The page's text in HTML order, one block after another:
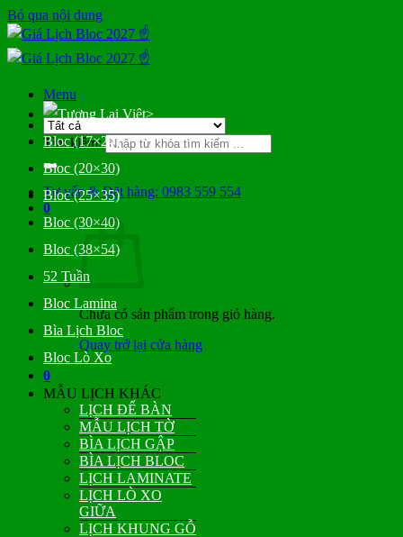
Bỏ qua nội dung
Menu
Tìm kiếm:
Tư vấn & Đặt hàng: 0983 559 554
0
Chưa có sản phẩm trong giỏ hàng.
Quay trở lại cửa hàng
0
>
Bloc (17×24)
Bloc (20×30)
Bloc (25×35)
Bloc (30×40)
Bloc (38×54)
52 Tuần
Bloc Lamina
Bìa Lịch Bloc
Bloc Lò Xo
MẪU LỊCH KHÁC
LỊCH ĐỂ BÀN
MẪU LỊCH TỜ
BÌA LỊCH GẬP
BÌA LỊCH BLOC
LỊCH LAMINATE
LỊCH LÒ XO
GIỮA
LỊCH KHUNG GỖ